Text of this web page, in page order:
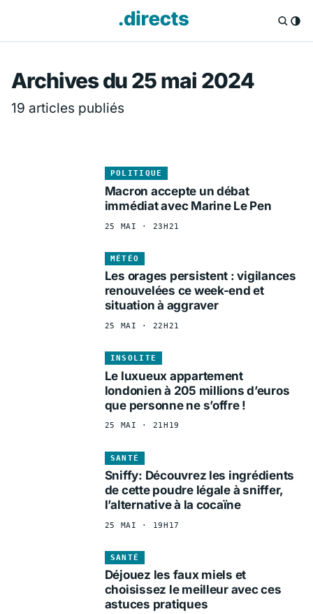
Directs.fr —
Archives du 25 mai 2024
19 articles publiés
POLITIQUE
Macron accepte un débat
immédiat avec Marine Le Pen
25 MAI · 23H21
MÉTÉO
Les orages persistent : vigilances
renouvelées ce week-end et
situation à aggraver
25 MAI · 22H21
INSOLITE
Le luxueux appartement
londonien à 205 millions d’euros
que personne ne s’offre !
25 MAI · 21H19
SANTÉ
Sniffy: Découvrez les ingrédients
de cette poudre légale à sniffer,
l’alternative à la cocaïne
25 MAI · 19H17
SANTÉ
Déjouez les faux miels et
choisissez le meilleur avec ces
astuces pratiques